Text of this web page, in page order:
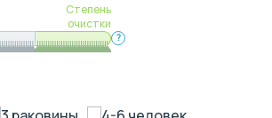
Степень
очистки
?